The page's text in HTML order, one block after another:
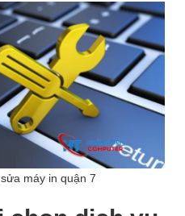
máy in quận 7